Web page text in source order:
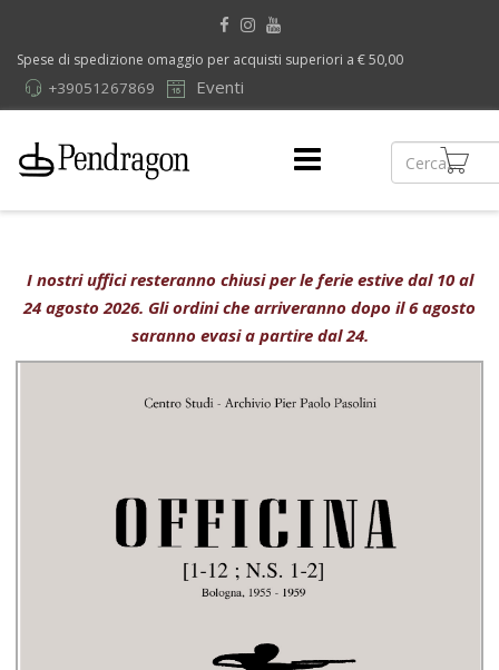
Spese di spedizione omaggio per acquisti superiori a € 50,00
Eventi
+39051267869
I nostri uffici resteranno chiusi per le ferie estive dal 10 al
24 agosto 2026. Gli ordini che arriveranno dopo il 6 agosto
saranno evasi a partire dal 24.